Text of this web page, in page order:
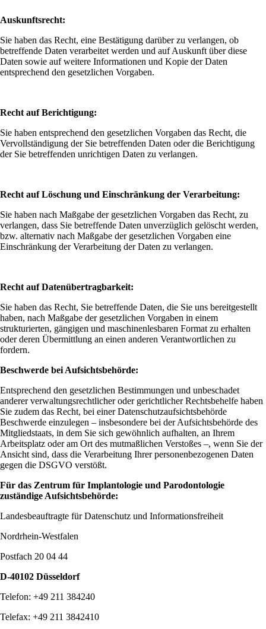
Auskunftsrecht:
Sie haben das Recht, eine Bestätigung darüber zu verlangen, ob
betreffende Daten verarbeitet werden und auf Auskunft über diese
Daten sowie auf weitere Informationen und Kopie der Daten
entsprechend den gesetzlichen Vorgaben.
Recht auf Berichtigung:
Sie haben entsprechend den gesetzlichen Vorgaben das Recht, die
Vervollständigung der Sie betreffenden Daten oder die Berichtigung
der Sie betreffenden unrichtigen Daten zu verlangen.
Recht auf Löschung und Einschränkung der Verarbeitung:
Sie haben nach Maßgabe der gesetzlichen Vorgaben das Recht, zu
verlangen, dass Sie betreffende Daten unverzüglich gelöscht werden,
bzw. alternativ nach Maßgabe der gesetzlichen Vorgaben eine
Einschränkung der Verarbeitung der Daten zu verlangen.
Recht auf Datenübertragbarkeit:
Sie haben das Recht, Sie betreffende Daten, die Sie uns bereitgestellt
haben, nach Maßgabe der gesetzlichen Vorgaben in einem
strukturierten, gängigen und maschinenlesbaren Format zu erhalten
oder deren Übermittlung an einen anderen Verantwortlichen zu
fordern.
Beschwerde bei Aufsichtsbehörde:
Entsprechend den gesetzlichen Bestimmungen und unbeschadet
anderer verwaltungsrechtlicher oder gerichtlicher Rechtsbehelfe haben
Sie zudem das Recht, bei einer Datenschutzaufsichtsbehörde
Beschwerde einzulegen – insbesondere bei der Aufsichtsbehörde des
Mitgliedstaats, in dem Sie sich gewöhnlich aufhalten, an Ihrem
Arbeitsplatz oder am Ort des mutmaßlichen Verstoßes –, wenn Sie der
Ansicht sind, dass die Verarbeitung Ihrer personenbezogenen Daten
gegen die DSGVO verstößt.
Für das Zentrum für Implantologie und Parodontologie
zuständige Aufsichtsbehörde:
Landesbeauftragte für Datenschutz und Informationsfreiheit
Nordrhein-Westfalen
Postfach 20 04 44
D-40102 Düsseldorf
Telefon: +49 211 384240
Telefax: +49 211 3842410